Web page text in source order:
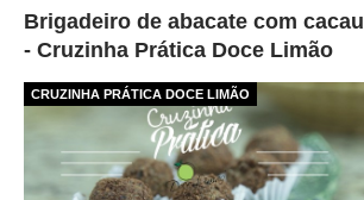
Brigadeiro de abacate com cacau
- Cruzinha Prática Doce Limão
CRUZINHA PRÁTICA DOCE LIMÃO